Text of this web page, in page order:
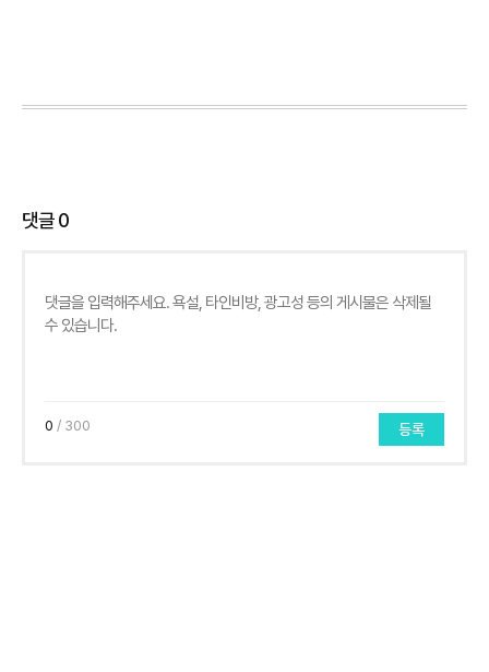
댓글0
0 / 300 등록